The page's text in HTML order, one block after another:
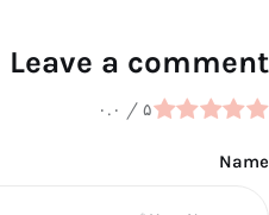
Leave a comment
۰.۰ / ۵
Name